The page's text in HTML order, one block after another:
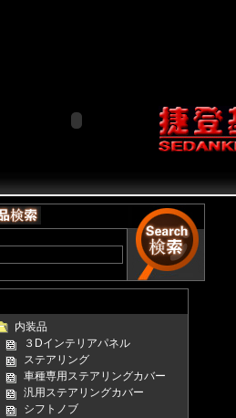
内装品
３Dインテリアパネル
ステアリング
車種専用ステアリングカバー
汎用ステアリングカバー
シフトノブ